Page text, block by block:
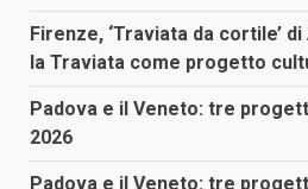
Firenze, ‘Traviata da cortile’
la Traviata come progetto
Padova e il Veneto: tre
2026
Padova e il Veneto: tre